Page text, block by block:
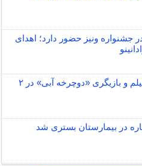
جشنواره ونیز حضور دارد؛ اهدای
نامزدی بهترین فیلم و بازیگری «دوچرخه آبی» در ۲
در بیمارستان بستری شد